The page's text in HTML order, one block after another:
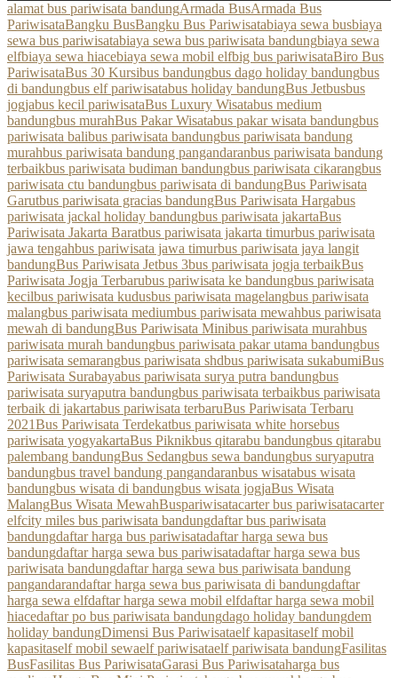
alamat bus pariwisata bandungArmada BusArmada Bus
PariwisataBangku BusBangku Bus Pariwisatabiaya sewa busbiaya
sewa bus pariwisatabiaya sewa bus pariwisata bandungbiaya sewa
elfbiaya sewa hiacebiaya sewa mobil elfbig bus pariwisataBiro Bus
PariwisataBus 30 Kursibus bandungbus dago holiday bandungbus
di bandungbus elf pariwisatabus holiday bandungBus Jetbusbus
jogjabus kecil pariwisataBus Luxury Wisatabus medium
bandungbus murahBus Pakar Wisatabus pakar wisata bandungbus
pariwisata balibus pariwisata bandungbus pariwisata bandung
murahbus pariwisata bandung pangandaranbus pariwisata bandung
terbaikbus pariwisata budiman bandungbus pariwisata cikarangbus
pariwisata ctu bandungbus pariwisata di bandungBus Pariwisata
Garutbus pariwisata gracias bandungBus Pariwisata Hargabus
pariwisata jackal holiday bandungbus pariwisata jakartaBus
Pariwisata Jakarta Baratbus pariwisata jakarta timurbus pariwisata
jawa tengahbus pariwisata jawa timurbus pariwisata jaya langit
bandungBus Pariwisata Jetbus 3bus pariwisata jogja terbaikBus
Pariwisata Jogja Terbarubus pariwisata ke bandungbus pariwisata
kecilbus pariwisata kudusbus pariwisata magelangbus pariwisata
malangbus pariwisata mediumbus pariwisata mewahbus pariwisata
mewah di bandungBus Pariwisata Minibus pariwisata murahbus
pariwisata murah bandungbus pariwisata pakar utama bandungbus
pariwisata semarangbus pariwisata shdbus pariwisata sukabumiBus
Pariwisata Surabayabus pariwisata surya putra bandungbus
pariwisata suryaputra bandungbus pariwisata terbaikbus pariwisata
terbaik di jakartabus pariwisata terbaruBus Pariwisata Terbaru
2021Bus Pariwisata Terdekatbus pariwisata white horsebus
pariwisata yogyakartaBus Piknikbus qitarabu bandungbus qitarabu
palembang bandungBus Sedangbus sewa bandungbus suryaputra
bandungbus travel bandung pangandaranbus wisatabus wisata
bandungbus wisata di bandungbus wisata jogjaBus Wisata
MalangBus Wisata MewahBuspariwisatacarter bus pariwisatacarter
elfcity miles bus pariwisata bandungdaftar bus pariwisata
bandungdaftar harga bus pariwisatadaftar harga sewa bus
bandungdaftar harga sewa bus pariwisatadaftar harga sewa bus
pariwisata bandungdaftar harga sewa bus pariwisata bandung
pangandarandaftar harga sewa bus pariwisata di bandungdaftar
harga sewa elfdaftar harga sewa mobil elfdaftar harga sewa mobil
hiacedaftar po bus pariwisata bandungdago holiday bandungdem
holiday bandungDimensi Bus Pariwisataelf kapasitaself mobil
kapasitaself mobil sewaelf pariwisataelf pariwisata bandungFasilitas
BusFasilitas Bus PariwisataGarasi Bus Pariwisataharga bus